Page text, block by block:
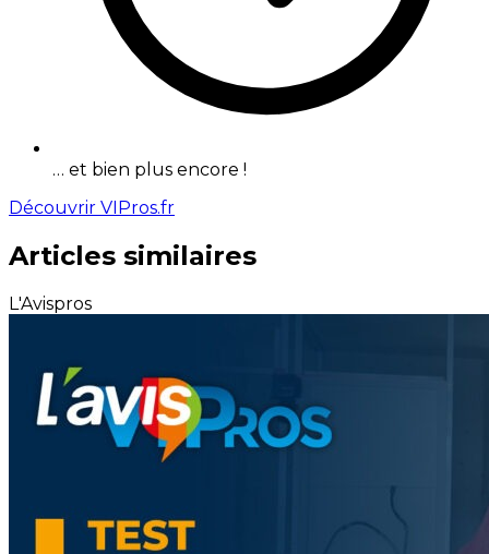
… et bien plus encore !
Découvrir VIPros.fr
Articles similaires
L'Avispros